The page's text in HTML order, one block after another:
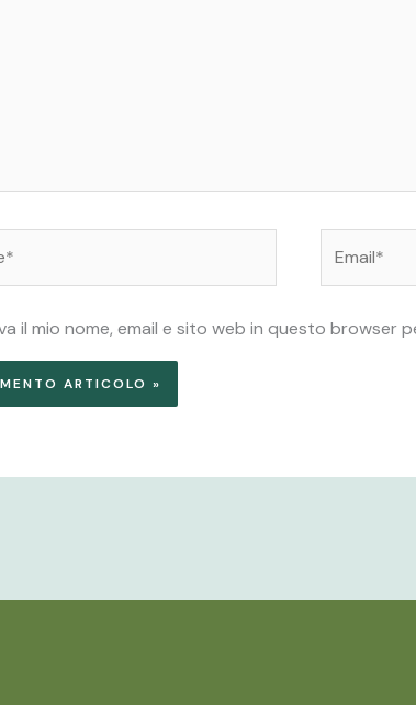
il mio nome, email e sito web in questo browser